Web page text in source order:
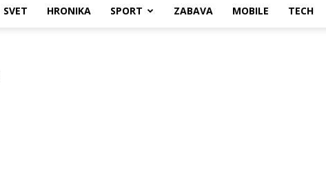
SVET HRONIKA SPORT ZABAVA MOBILE TECH